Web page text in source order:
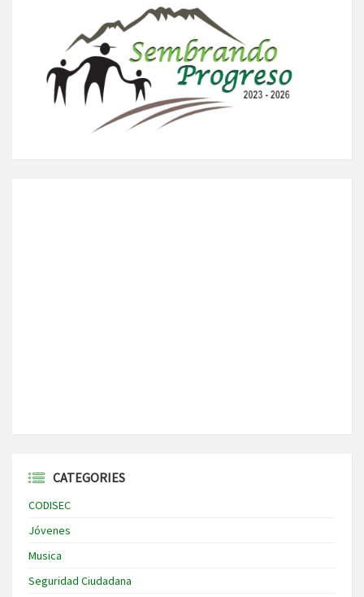
CATEGORIES
CODISEC
Jóvenes
Musica
Seguridad Ciudadana